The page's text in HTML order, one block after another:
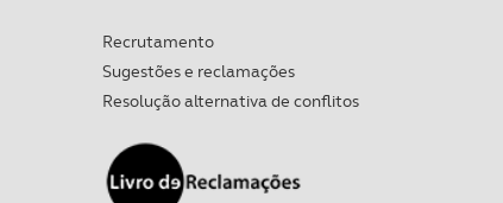
Recrutamento
Sugestões e reclamações
Resolução alternativa de conflitos